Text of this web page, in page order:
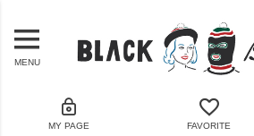
MENU
MY PAGE FAVORITE